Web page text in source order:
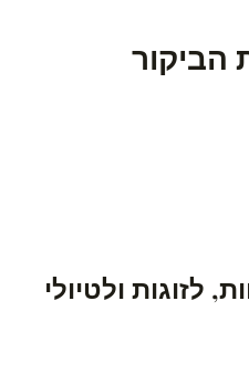
הביקור
ולטיולי